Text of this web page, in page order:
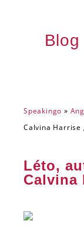
Speakingo »
Calvina Harrise
Léto,
Calvina